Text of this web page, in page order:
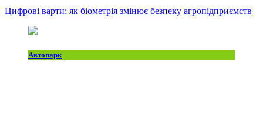
Цифрові варти: як біометрія змінює безпеку агропідприємств
Автопарк